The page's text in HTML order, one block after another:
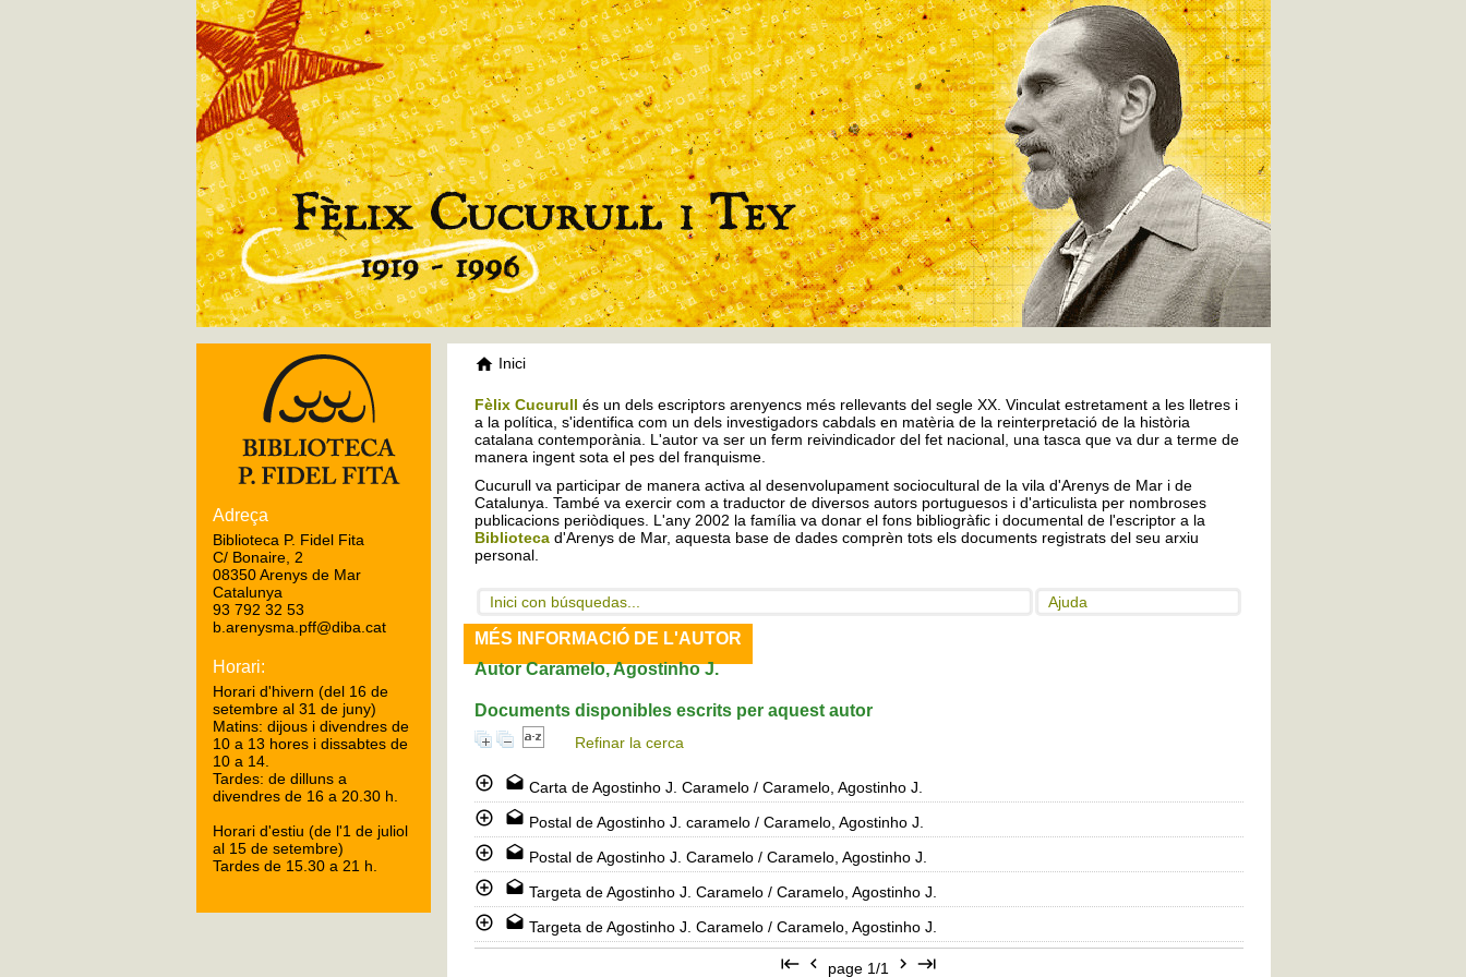
Inici
Fèlix Cucurull és un dels escriptors arenyencs més rellevants del segle XX. Vinculat estretament a les lletres i
a la política, s'identifica com un dels investigadors cabdals en matèria de la reinterpretació de la història
catalana contemporània. L'autor va ser un ferm reivindicador del fet nacional, una tasca que va dur a terme de
manera ingent sota el pes del franquisme.
Cucurull va participar de manera activa al desenvolupament sociocultural de la vila d'Arenys de Mar i de
Catalunya. També va exercir com a traductor de diversos autors portuguesos i d'articulista per nombroses
publicacions periòdiques. L'any 2002 la família va donar el fons bibliogràfic i documental de l'escriptor a la
Bibliotecad'Arenys de Mar, aquesta base de dades comprèn tots els documents registrats del seu arxiu
personal.
Inici con búsquedas... Ajuda
MÉS INFORMACIÓ DE L'AUTOR
Autor Caramelo, Agostinho J.
Documents disponibles escrits per aquest autor
Refinar la cerca
Carta de Agostinho J. Caramelo/ Caramelo, Agostinho J.
Postal de Agostinho J. caramelo/ Caramelo, Agostinho J.
Postal de Agostinho J. Caramelo/ Caramelo, Agostinho J.
Targeta de Agostinho J. Caramelo/ Caramelo, Agostinho J.
Targeta de Agostinho J. Caramelo/ Caramelo, Agostinho J.
page 1/1
Adreça
Biblioteca P. Fidel Fita
C/ Bonaire, 2
08350 Arenys de Mar
Catalunya
93 792 32 53
b.arenysma.pff@diba.cat
Horari:
Horari d'hivern (del 16 de
setembre al 31 de juny)
Matins: dijous i divendres de
10 a 13 hores i dissabtes de
10 a 14.
Tardes: de dilluns a
divendres de 16 a 20.30 h.
Horari d'estiu (de l'1 de juliol
al 15 de setembre)
Tardes de 15.30 a 21 h.